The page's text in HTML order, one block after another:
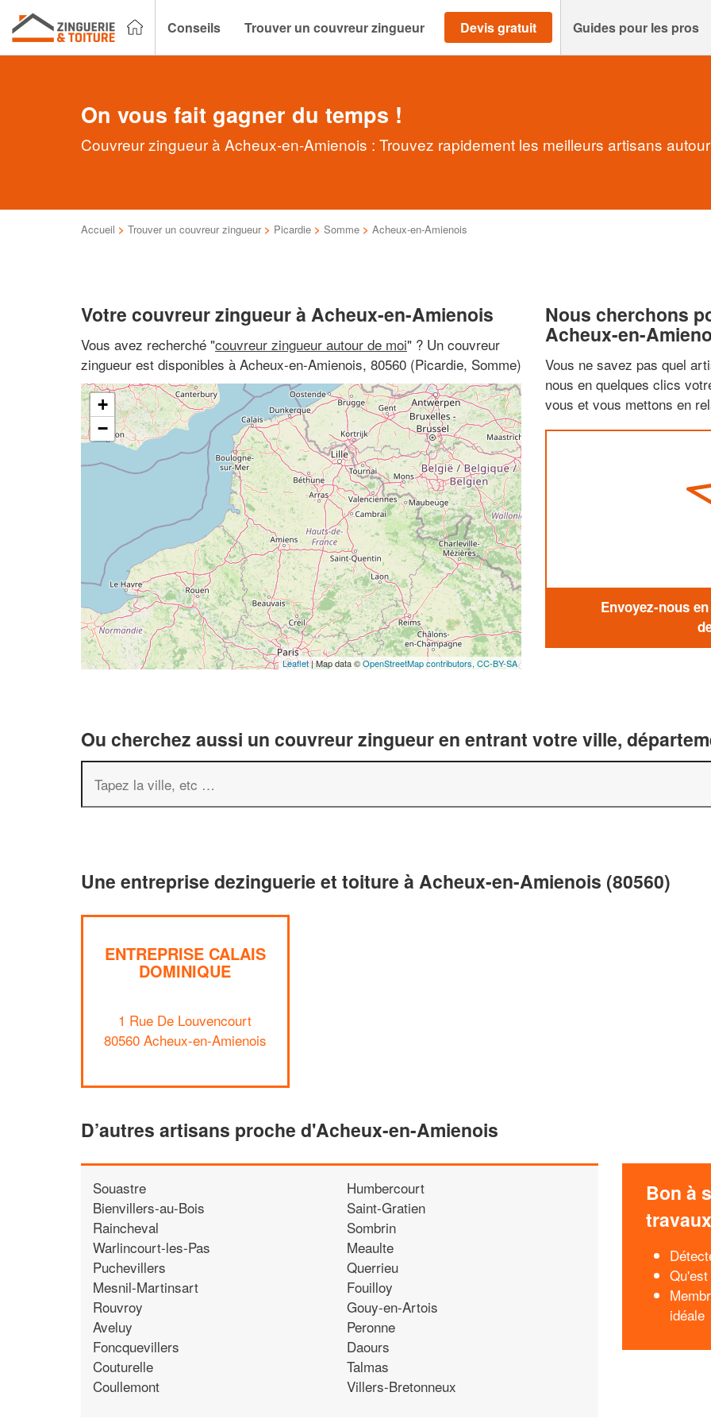
Conseils Trouver un couvreur zingueur Devis gratuit Guides pour les pros
On vous fait gagner du temps !
Couvreur zingueur à Acheux-en-Amienois : Trouvez rapidement les meilleurs artisans
Accueil > Trouver un couvreur zingueur > Picardie > Somme > Acheux-en-Amienois
Votre couvreur zingueur à Acheux-en-Amienois
Vous avez recherché "couvreur zingueur autour de moi" ? Un couvreur
zingueur est disponibles à Acheux-en-Amienois, 80560 (Picardie, Somme)
+
−
Leaflet| Map data ©OpenStreetMap contributors, CC-BY-SA
Nous cherchons
Acheux-en-
Vous ne savez pas quel
nous en quelques clics
vous et vous mettons en
Envoyez-nous
Ou cherchez aussi un couvreur zingueur en entrant votre ville,
Une entreprise dezinguerie et toiture à Acheux-en-Amienois (80560)
ENTREPRISE CALAIS
DOMINIQUE
1 Rue De Louvencourt
80560 Acheux-en-Amienois
D’autres artisans proche d'Acheux-en-Amienois
Souastre
Bienvillers-au-Bois
Raincheval
Warlincourt-les-Pas
Puchevillers
Mesnil-Martinsart
Rouvroy
Aveluy
Foncquevillers
Couturelle
Coullemont
Humbercourt
Saint-Gratien
Sombrin
Meaulte
Querrieu
Fouilloy
Gouy-en-Artois
Peronne
Daours
Talmas
Villers-Bretonneux
Bon à
travaux
idéale